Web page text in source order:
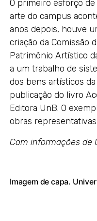
O primeiro esforço
arte do campus
anos depois, houve
criação da Comissão
Patrimônio Artístico
a um trabalho de
dos bens artísticos
publicação do livro
Editora UnB. O
obras
Com informações de
Imagem de capa.